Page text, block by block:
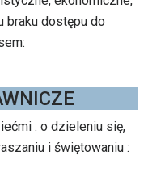
braku dostępu do
: o dzieleniu się,
i świętowaniu :